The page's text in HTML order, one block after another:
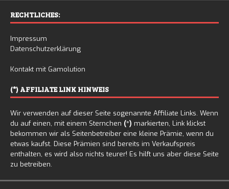
RECHTLICHES:
Impressum
Datenschutzerklärung
Kontakt mit Gamolution
(*) AFFILIATE LINK HINWEIS
Wir verwenden auf dieser Seite sogenannte Affiliate Links. Wenn
du auf einen, mit einem Sternchen (*) markierten, Link klickst
bekommen wir als Seitenbetreiber eine kleine Prämie, wenn du
etwas kaufst. Diese Prämien sind bereits im Verkaufspreis
enthalten, es wird also nichts teurer! Es hilft uns aber diese Seite
zu betreiben.